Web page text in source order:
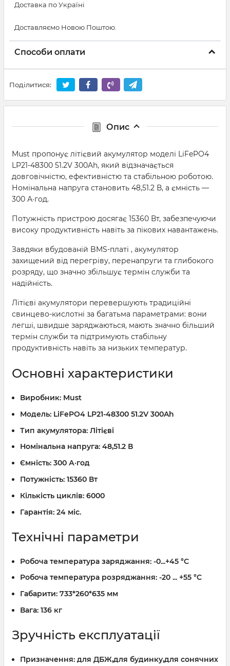
Доставка по Україні
Доставляємо Новою Поштою.
Способи оплати
Поділитися:
Опис
Must пропонує літієвий акумулятор моделі LiFePO4
LP21-48300 51.2V 300Ah, який відзначається
довговічністю, ефективністю та стабільною роботою.
Номінальна напруга становить 48,51.2 В, а ємність —
300 А·год.
Потужність пристрою досягає 15360 Вт, забезпечуючи
високу продуктивність навіть за пікових навантажень.
Завдяки вбудованій BMS-платі , акумулятор
захищений від перегріву, перенапруги та глибокого
розряду, що значно збільшує термін служби та
надійність.
Літієві акумулятори перевершують традиційні
свинцево-кислотні за багатьма параметрами: вони
легші, швидше заряджаються, мають значно більший
термін служби та підтримують стабільну
продуктивність навіть за низьких температур.
Основні характеристики
Виробник: Must
Модель: LiFePO4 LP21-48300 51.2V 300Ah
Тип акумулятора: Літієві
Номінальна напруга: 48,51.2 В
Ємність: 300 А·год
Потужність: 15360 Вт
Кількість циклів: 6000
Гарантія: 24 міс.
Технічні параметри
Робоча температура заряджання: -0...+45 °C
Робоча температура розряджання: -20 ... +55 °C
Габарити: 733*260*635 мм
Вага: 136 кг
Зручність експлуатації
Призначення: для ДБЖ,для будинку,для сонячних